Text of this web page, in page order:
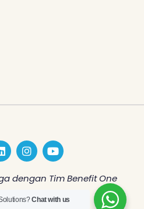
L
i
n
k
e
d
I
n
s
t
a
g
Y
o
u
t
b
dengan Tim Benefit One
One Indonesia
Chat with us